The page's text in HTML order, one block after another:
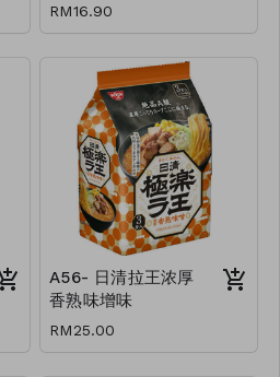
RM16.90
A56- 日清拉王浓厚
香熟味增味
RM25.00